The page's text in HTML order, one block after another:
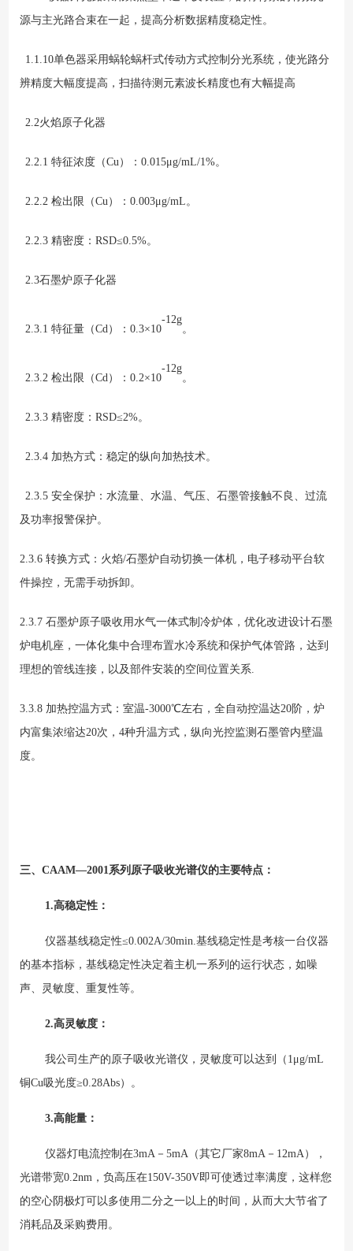
源与主光路合束在一起，提高分析数据精度稳定性。
1.1.10单色器采用蜗轮蜗杆式传动方式控制分光系统，使光路分
辨精度大幅度提高，扫描待测元素波长精度也有大幅提高
2.2火焰原子化器
2.2.1 特征浓度（Cu）：0.015μg/mL/1%。
2.2.2 检出限（Cu）：0.003μg/mL。
2.2.3 精密度：RSD≤0.5%。
2.3石墨炉原子化器
2.3.1 特征量（Cd）：0.3×10
-12g
。
2.3.2 检出限（Cd）：0.2×10
-12g
。
2.3.3 精密度：RSD≤2%。
2.3.4 加热方式：稳定的纵向加热技术。
2.3.5 安全保护：水流量、水温、气压、石墨管接触不良、过流
及功率报警保护。
2.3.6 转换方式：火焰/石墨炉自动切换一体机，电子移动平台软
件操控，无需手动拆卸。
2.3.7 石墨炉原子吸收用水气一体式制冷炉体，优化改进设计石墨
炉电机座，一体化集中合理布置水冷系统和保护气体管路，达到
理想的管线连接，以及部件安装的空间位置关系.
3.3.8 加热控温方式：室温-3000℃左右，全自动控温达20阶，炉
内富集浓缩达20次，4种升温方式，纵向光控监测石墨管内壁温
度。
三、CAAM—2001系列原子吸收光谱仪的主要特点：
1.高稳定性：
仪器基线稳定性≤0.002A/30min.基线稳定性是考核一台仪器
的基本指标，基线稳定性决定着主机一系列的运行状态，如噪
声、灵敏度、重复性等。
2.高灵敏度：
我公司生产的原子吸收光谱仪，灵敏度可以达到（1μg/mL
铜Cu吸光度≥0.28Abs）。
3.高能量：
仪器灯电流控制在3mA－5mA（其它厂家8mA－12mA），
光谱带宽0.2nm，负高压在150V-350V即可使透过率满度，这样您
的空心阴极灯可以多使用二分之一以上的时间，从而大大节省了
消耗品及采购费用。